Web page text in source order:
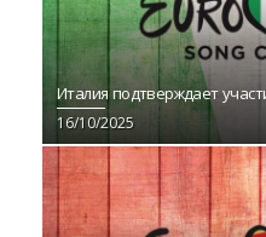
Италия подтверждает
16/10/2025